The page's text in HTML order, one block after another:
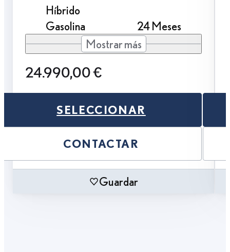
Híbrido
Gasolina
24 Meses
Mostrar más
24.990,00 €
SELECCIONAR
CONTACTAR
Guardar